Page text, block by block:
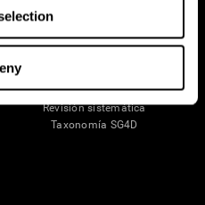
Evaluación Holistica
Entrenamiento Adultos Mayores
Estado cognitivo en mayores
Revisión sistemática
Taxonomía SG4D